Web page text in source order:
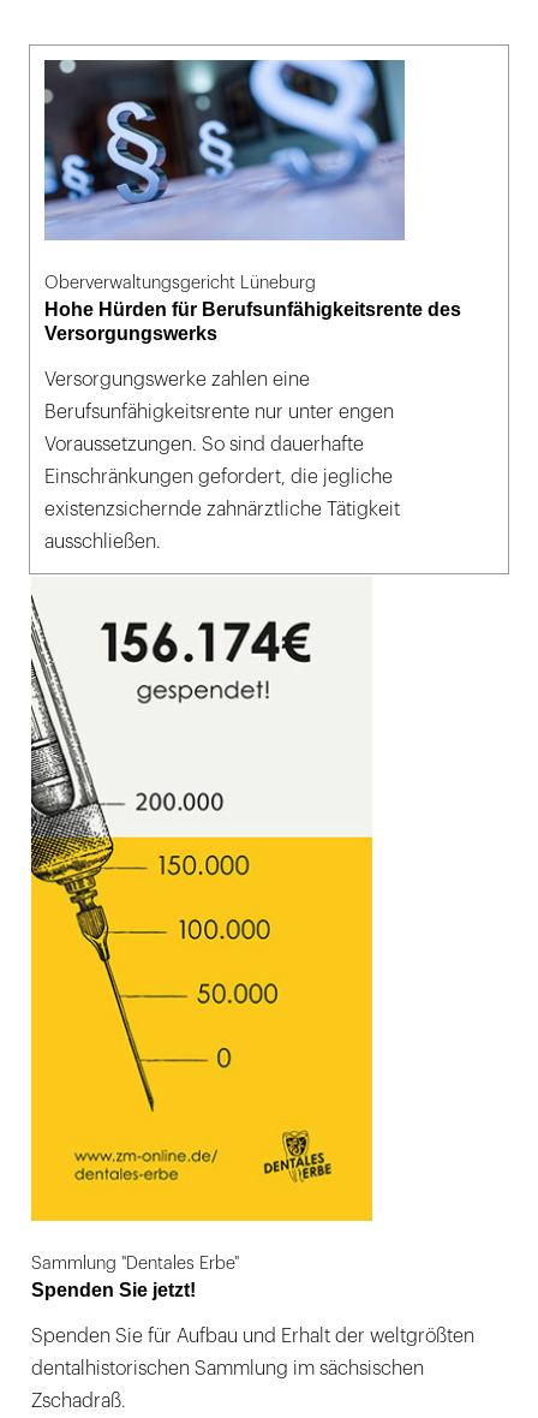
Oberverwaltungsgericht Lüneburg
Hohe Hürden für Berufsunfähigkeitsrente des
Versorgungswerks
Versorgungswerke zahlen eine
Berufsunfähigkeitsrente nur unter engen
Voraussetzungen. So sind dauerhafte
Einschränkungen gefordert, die jegliche
existenzsichernde zahnärztliche Tätigkeit
ausschließen.
Sammlung "Dentales Erbe"
Spenden Sie jetzt!
Spenden Sie für Aufbau und Erhalt der weltgrößten
dentalhistorischen Sammlung im sächsischen
Zschadraß.